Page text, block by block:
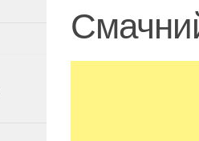
Смачний